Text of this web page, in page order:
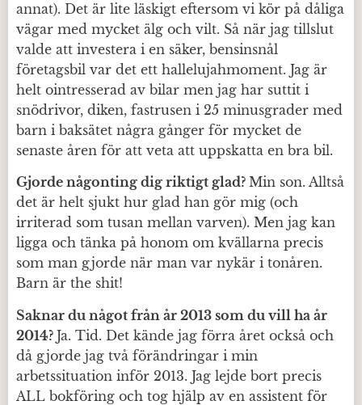
annat). Det är lite läskigt eftersom vi kör på dåliga
vägar med mycket älg och vilt. Så när jag tillslut
valde att investera i en säker, bensinsnål
företagsbil var det ett hallelujahmoment. Jag är
helt ointresserad av bilar men jag har suttit i
snödrivor, diken, fastrusen i 25 minusgrader med
barn i baksätet några gånger för mycket de
senaste åren för att veta att uppskatta en bra bil.
Gjorde någonting dig riktigt glad? Min son. Alltså
det är helt sjukt hur glad han gör mig (och
irriterad som tusan mellan varven). Men jag kan
ligga och tänka på honom om kvällarna precis
som man gjorde när man var nykär i tonåren.
Barn är the shit!
Saknar du något från år 2013 som du vill ha år
2014? Ja. Tid. Det kände jag förra året också och
då gjorde jag två förändringar i min
arbetssituation inför 2013. Jag lejde bort precis
ALL bokföring och tog hjälp av en assistent för